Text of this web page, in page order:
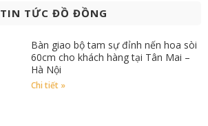
TIN TỨC ĐỒ ĐỒNG
Bàn giao bộ tam sự đỉnh nến hoa sòi
60cm cho khách hàng tại Tân Mai –
Hà Nội
Chi tiết »